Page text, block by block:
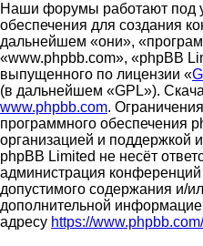
Наши форумы работают под
обеспечения для создания
дальнейшем «они»,
«www.phpbb.com», «phpBB
выпущенного по лицензии «
(в дальнейшем «GPL»).
www.phpbb.com.
программного обеспечения
организацией и поддержкой
phpBB Limited не несёт
администрация конференций
допустимого содержания и/
дополнительной
адресу https://www.phpbb.com/